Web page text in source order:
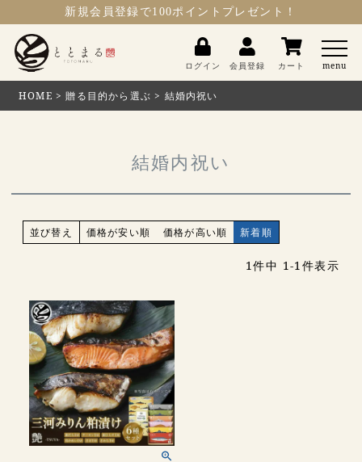
新規会員登録 で100ポイントプレゼント！
ログイン 会員登録 カート menu
HOME 贈る目的から選ぶ 結婚内祝い
結婚内祝い
並び替え 価格が安い順 価格が高い順 新着順
1件中 1-1件表示